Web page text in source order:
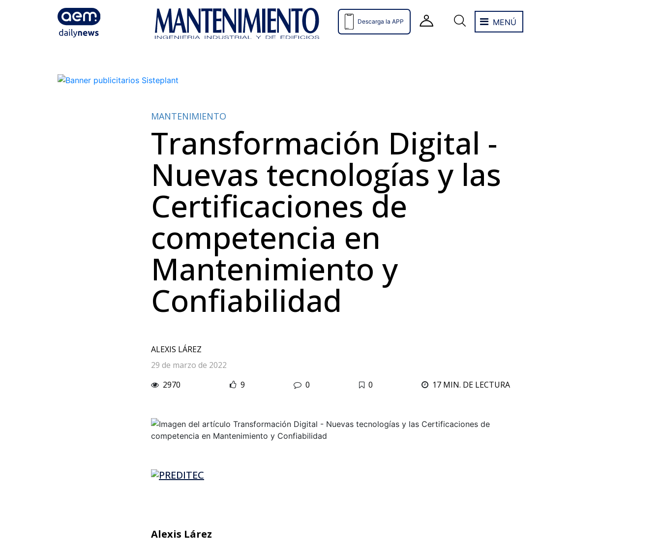
Descarga la APP MENÚ
MANTENIMIENTO
Transformación Digital -
Nuevas tecnologías y las
Certificaciones de
competencia en
Mantenimiento y
Confiabilidad
ALEXIS LÁREZ
29 de marzo de 2022
2970
9 0 0 17 MIN. DE LECTURA
Alexis Lárez